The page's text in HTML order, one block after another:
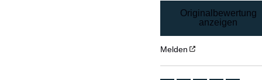
Originalbewertung
anzeigen
Melden